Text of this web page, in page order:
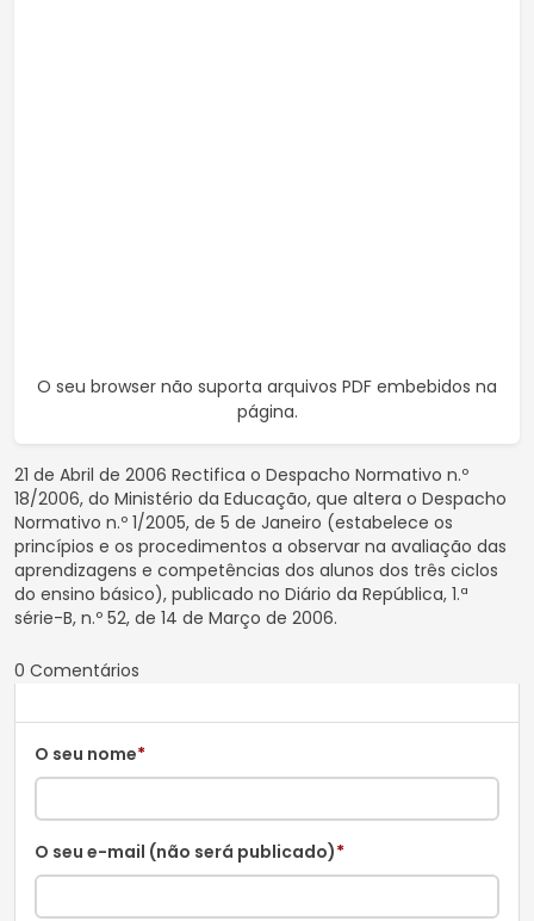
O seu browser não suporta arquivos PDF embebidos na
página.
21 de Abril de 2006 Rectifica o Despacho Normativo n.º
18/2006, do Ministério da Educação, que altera o Despacho
Normativo n.º 1/2005, de 5 de Janeiro (estabelece os
princípios e os procedimentos a observar na avaliação das
aprendizagens e competências dos alunos dos três ciclos
do ensino básico), publicado no Diário da República, 1.ª
série-B, n.º 52, de 14 de Março de 2006.
0 Comentários
O seu nome*
O seu e-mail (não será publicado)*